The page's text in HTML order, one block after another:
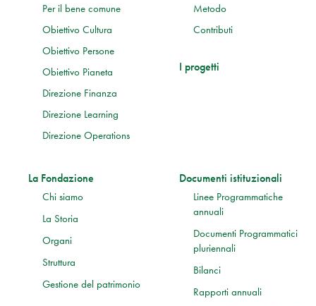
Per il bene comune
Obiettivo Cultura
Obiettivo Persone
Obiettivo Pianeta
Direzione Finanza
Direzione Learning
Direzione Operations
Metodo
Contributi
I progetti
La Fondazione
Chi siamo
La Storia
Organi
Struttura
Gestione del patrimonio
Documenti istituzionali
Linee Programmatiche
annuali
Documenti Programmatici
pluriennali
Bilanci
Rapporti annuali